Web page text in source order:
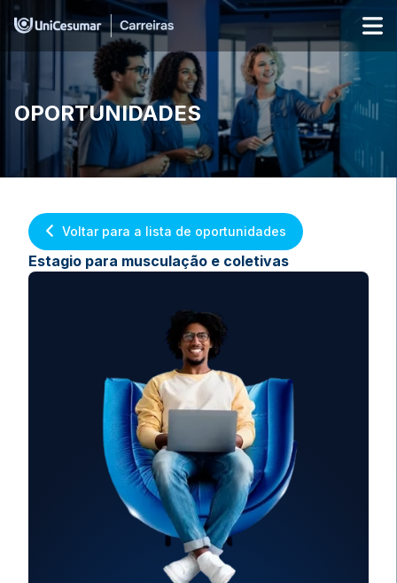
OPORTUNIDADES
Voltar para a lista de oportunidades
Estagio para musculação e coletivas